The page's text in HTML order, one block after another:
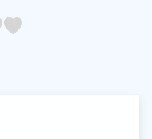
45
4